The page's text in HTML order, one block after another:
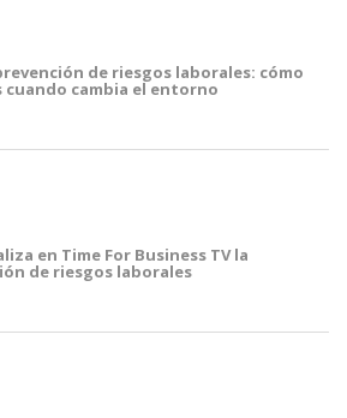
de riesgos laborales: cómo
cambia el entorno
en Time For Business TV la
de riesgos laborales